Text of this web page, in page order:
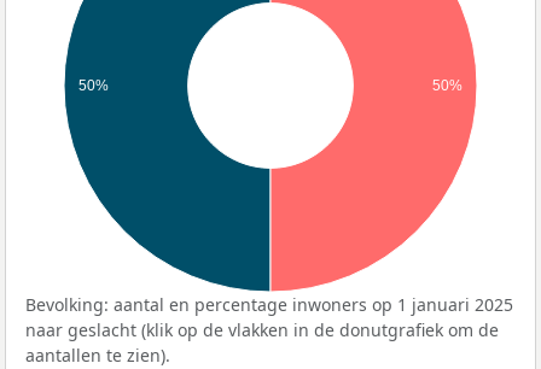
50% 50%
Bevolking: aantal en percentage inwoners op 1 januari 2025
naar geslacht (klik op de vlakken in de donutgrafiek om de
aantallen te zien).